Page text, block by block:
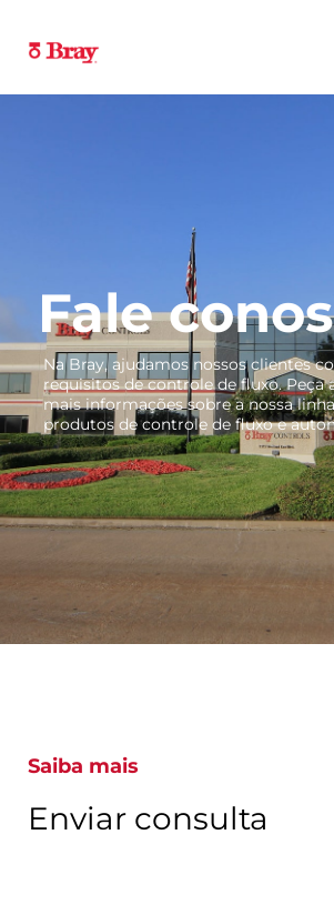
Fale
Na Bray, ajudamos nossos clientes
requisitos de controle de fluxo. Peça
mais informações sobre a nossa
produtos de controle de fluxo e
Saiba mais
Enviar consulta